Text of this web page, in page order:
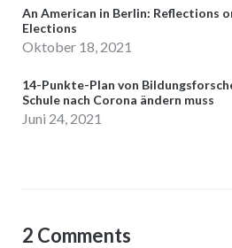
An American in Berlin: Reflections
Elections
Oktober 18, 2021
14-Punkte-Plan von
Schule nach Corona ändern muss
Juni 24, 2021
2 Comments